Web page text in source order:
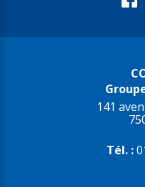
141
Tél. :